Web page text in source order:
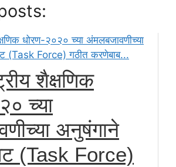
शैक्षणिक
च्या
अनुषंगाने
(Task Force)